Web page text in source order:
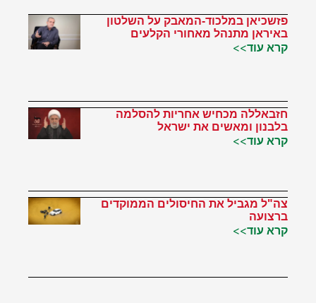
פזשכיאן במלכוד-המאבק על השלטון
באיראן מתנהל מאחורי הקלעים
קרא עוד>>
חזבאללה מכחיש אחריות להסלמה
בלבנון ומאשים את ישראל
קרא עוד>>
צה"ל מגביל את החיסולים הממוקדים
ברצועה
קרא עוד>>